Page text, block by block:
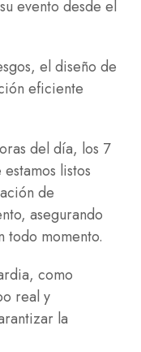
evento desde el
el diseño de
eficiente
del día, los 7
listos
de
asegurando
todo momento.
como
real y
la